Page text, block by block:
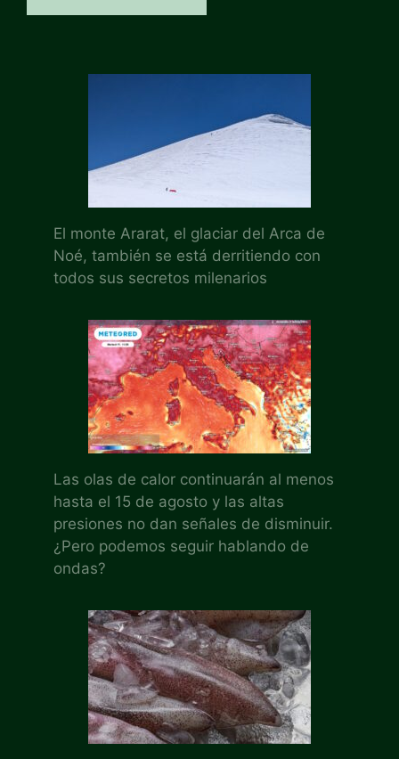
El monte Ararat, el glaciar del Arca de
Noé, también se está derritiendo con
todos sus secretos milenarios
Las olas de calor continuarán al menos
hasta el 15 de agosto y las altas
presiones no dan señales de disminuir.
¿Pero podemos seguir hablando de
ondas?